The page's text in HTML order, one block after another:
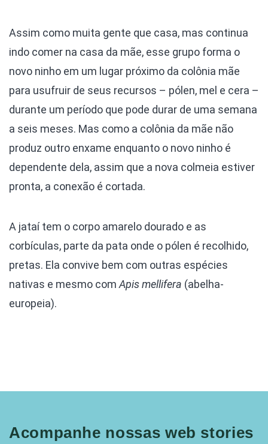
Assim como muita gente que casa, mas continua
indo comer na casa da mãe, esse grupo forma o
novo ninho em um lugar próximo da colônia mãe
para usufruir de seus recursos – pólen, mel e cera –
durante um período que pode durar de uma semana
a seis meses. Mas como a colônia da mãe não
produz outro enxame enquanto o novo ninho é
dependente dela, assim que a nova colmeia estiver
pronta, a conexão é cortada.
A jataí tem o corpo amarelo dourado e as
corbículas, parte da pata onde o pólen é recolhido,
pretas. Ela convive bem com outras espécies
nativas e mesmo com Apis mellifera (abelha-
europeia).
Acompanhe nossas web stories